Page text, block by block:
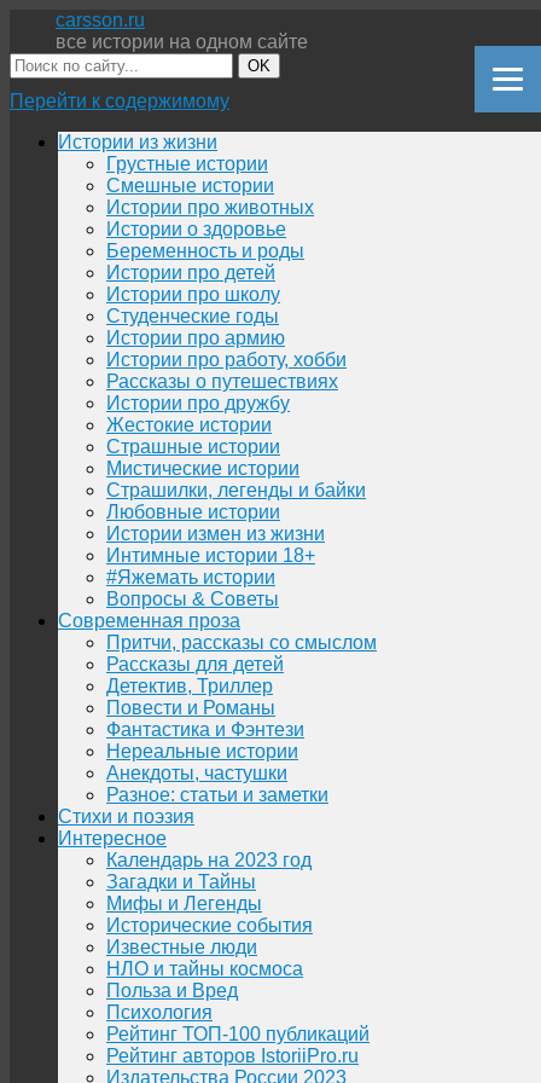
carsson.ru
все истории на одном сайте
OK
Перейти к содержимому
Истории из жизни
Грустные истории
Смешные истории
Истории про животных
Истории о здоровье
Беременность и роды
Истории про детей
Истории про школу
Студенческие годы
Истории про армию
Истории про работу, хобби
Рассказы о путешествиях
Истории про дружбу
Жестокие истории
Страшные истории
Мистические истории
Страшилки, легенды и байки
Любовные истории
Истории измен из жизни
Интимные истории 18+
#Яжемать истории
Вопросы & Советы
Современная проза
Притчи, рассказы со смыслом
Рассказы для детей
Детектив, Триллер
Повести и Романы
Фантастика и Фэнтези
Нереальные истории
Анекдоты, частушки
Разное: статьи и заметки
Стихи и поэзия
Интересное
Календарь на 2023 год
Загадки и Тайны
Мифы и Легенды
Исторические события
Известные люди
НЛО и тайны космоса
Польза и Вред
Психология
Рейтинг ТОП-100 публикаций
Рейтинг авторов IstoriiPro.ru
Издательства России 2023